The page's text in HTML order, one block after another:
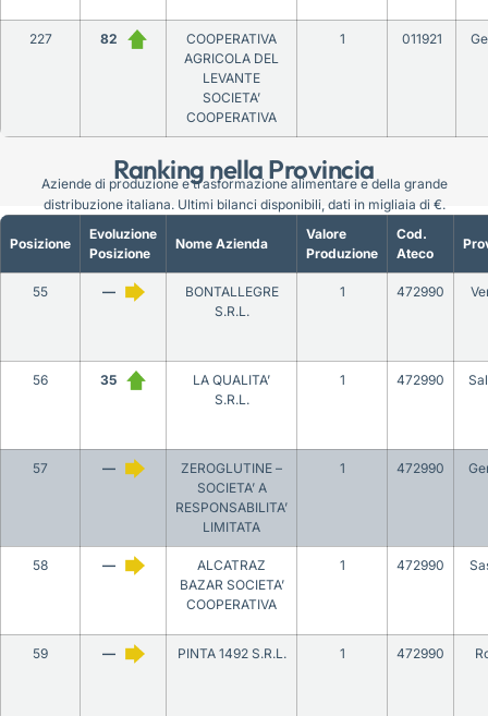
Ranking nella Provincia
227 82
COOPERATIVA
AGRICOLA DEL
LEVANTE
SOCIETA’
COOPERATIVA
1 011921
Posizione
Evoluzione
Posizione
Nome Azienda
Valore
Produzione
Cod.
Ateco
55 —
BONTALLEGRE
S.R.L.
1 472990
56 35
LA QUALITA’
S.R.L.
1 472990
57 —
ZEROGLUTINE –
SOCIETA’ A
RESPONSABILITA’
LIMITATA
1 472990
58 —
ALCATRAZ
BAZAR SOCIETA’
COOPERATIVA
1 472990
59 — PINTA 1492 S.R.L. 1 472990
Aziende di produzione e trasformazione alimentare e della grande
distribuzione italiana. Ultimi bilanci disponibili, dati in migliaia di €.